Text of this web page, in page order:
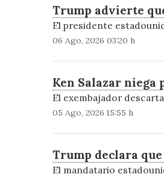
Trump advierte
El presidente
06 Ago, 2026 03:20 h
Ken Salazar
El exembajador
05 Ago, 2026 15:55 h
Trump declara
El mandatario